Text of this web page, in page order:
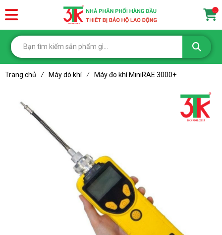
...
Trang chủ / Máy dò khí / Máy đo khí MiniRAE 3000+